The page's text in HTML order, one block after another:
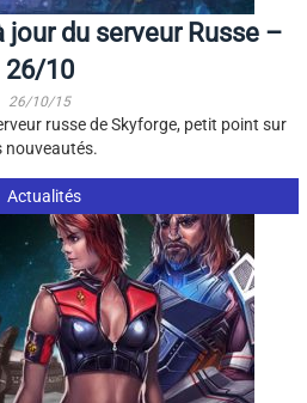
jour du serveur Russe –
26/10
26/10/15
russe de Skyforge, petit point sur
nouveautés.
Actualités